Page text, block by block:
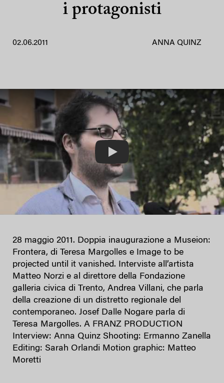
i protagonisti
02.06.2011 ANNA QUINZ
28 maggio 2011. Doppia inaugurazione a Museion:
Frontera, di Teresa Margolles e Image to be
projected until it vanished. Interviste all’artista
Matteo Norzi e al direttore della Fondazione
galleria civica di Trento, Andrea Villani, che parla
della creazione di un distretto regionale del
contemporaneo. Josef Dalle Nogare parla di
Teresa Margolles. A FRANZ PRODUCTION
Interview: Anna Quinz Shooting: Ermanno Zanella
Editing: Sarah Orlandi Motion graphic: Matteo
Moretti